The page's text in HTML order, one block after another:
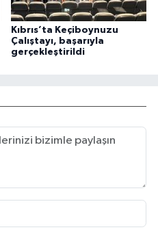
Kıbrıs’ta Keçiboynuzu
Çalıştayı, başarıyla
gerçekleştirildi